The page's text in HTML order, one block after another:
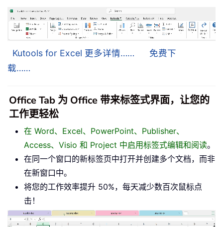
Kutools for Excel 更多详情……
免费下
载……
Office Tab 为 Office 带来标签式界面，让您的
工作更轻松
在 Word、Excel、PowerPoint、Publisher、
Access、Visio 和 Project 中启用标签式编辑和阅读。
在同一个窗口的新标签页中打开并创建多个文档，而非
在新窗口中。
将您的工作效率提升 50%，每天减少数百次鼠标点
击！